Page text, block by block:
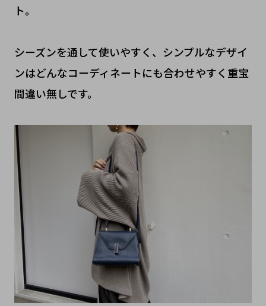
ト。
シーズンを通して使いやすく、シンプルなデザイ
ンはどんなコーディネートにも合わせやすく重宝
間違い無しです。